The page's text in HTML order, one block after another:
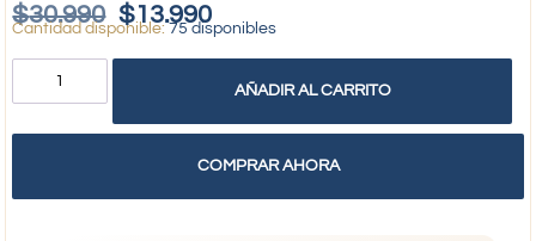
$30.990 $13.990
75 disponibles
AÑADIR AL CARRITO
COMPRAR AHORA